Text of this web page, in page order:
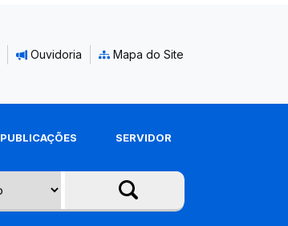
Ouvidoria Mapa do Site
PUBLICAÇÕES SERVIDOR